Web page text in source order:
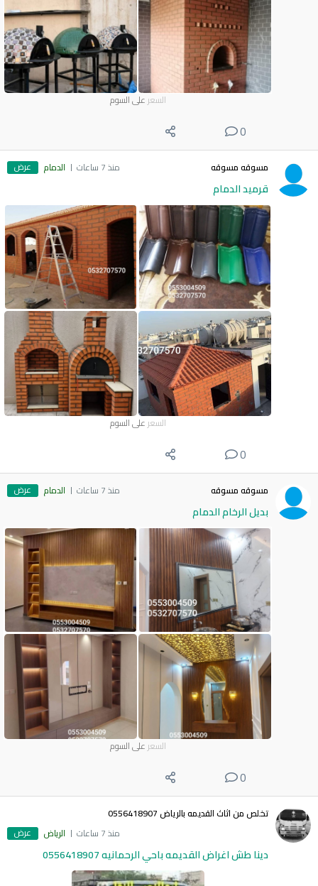
السعر على السوم
0
مسوقه مسوقه منذ 7 ساعات الدمام عرض
قرميد الدمام
السعر على السوم
0
مسوقه مسوقه منذ 7 ساعات الدمام عرض
بديل الرخام الدمام
السعر على السوم
0
تخلص من اثاث القديمه بالرياض 0556418907
منذ 7 ساعات
الرياض عرض
دينا طش اغراض القديمه باحي الرحمانيه 0556418907